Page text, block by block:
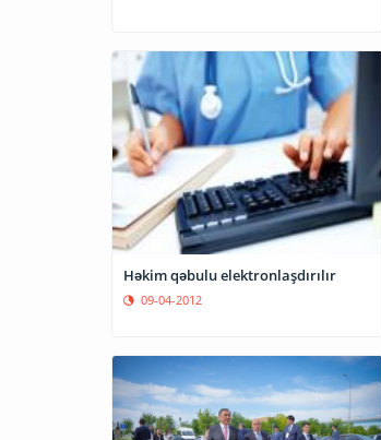
Həkim qəbulu elektronlaşdırılır
09-04-2012